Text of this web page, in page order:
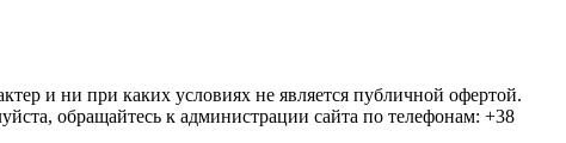
и ни при каких условиях не является публичной офертой.
обращайтесь к администрации сайта по телефонам: +38